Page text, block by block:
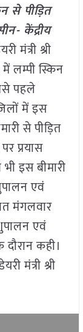
से पीड़ित
केंद्रीय
मंत्री श्री
लम्पी स्किन
पहले
में इस
से पीड़ित
प्रयास
इस बीमारी
एवं
मंगलवार
एवं
कही।
मंत्री श्री